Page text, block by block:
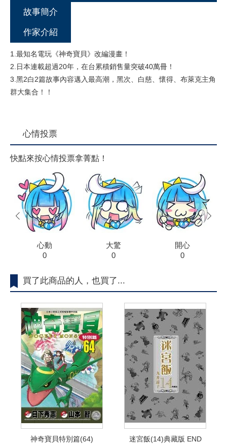
故事簡介
作家介紹
1.最知名電玩《神奇寶貝》改編漫畫！
2.日本連載超過20年，在台累積銷售量突破40萬冊！
3.黑2白2篇故事內容邁入最高潮，黑次、白慈、懷得、布萊克主角
群大集合！！
心情投票
快點來按心情投票拿菁點！
心動
0
大驚
0
開心
0
prev next
買了此商品的人，也買了...
神奇寶貝特別篇(64) 迷宮飯(14)典藏版 END